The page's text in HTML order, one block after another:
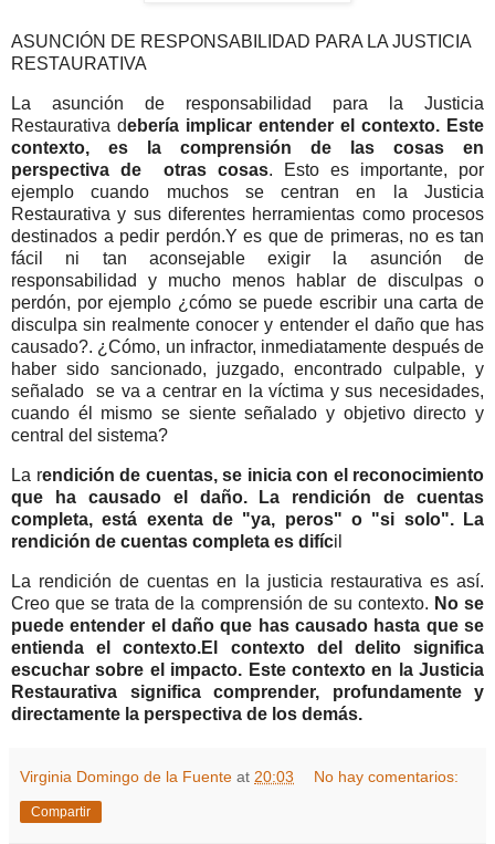
ASUNCIÓN DE RESPONSABILIDAD PARA LA JUSTICIA
RESTAURATIVA
La asunción de responsabilidad para la Justicia
Restaurativa debería implicar entender el contexto. Este
contexto, es la comprensión de las cosas en
perspectiva de otras cosas. Esto es importante, por
ejemplo cuando muchos se centran en la Justicia
Restaurativa y sus diferentes herramientas como procesos
destinados a pedir perdón.Y es que de primeras, no es tan
fácil ni tan aconsejable exigir la asunción de
responsabilidad y mucho menos hablar de disculpas o
perdón, por ejemplo ¿cómo se puede escribir una carta de
disculpa sin realmente conocer y entender el daño que has
causado?. ¿Cómo, un infractor, inmediatamente después de
haber sido sancionado, juzgado, encontrado culpable, y
señalado se va a centrar en la víctima y sus necesidades,
cuando él mismo se siente señalado y objetivo directo y
central del sistema?
La rendición de cuentas, se inicia con el reconocimiento
que ha causado el daño. La rendición de cuentas
completa, está exenta de "ya, peros" o "si solo". La
rendición de cuentas completa es difícil
La rendición de cuentas en la justicia restaurativa es así.
Creo que se trata de la comprensión de su contexto. No se
puede entender el daño que has causado hasta que se
entienda el contexto.El contexto del delito significa
escuchar sobre el impacto. Este contexto en la Justicia
Restaurativa significa comprender, profundamente y
directamente la perspectiva de los demás.
Virginia Domingo de la Fuente at 20:03 No hay comentarios:
Compartir